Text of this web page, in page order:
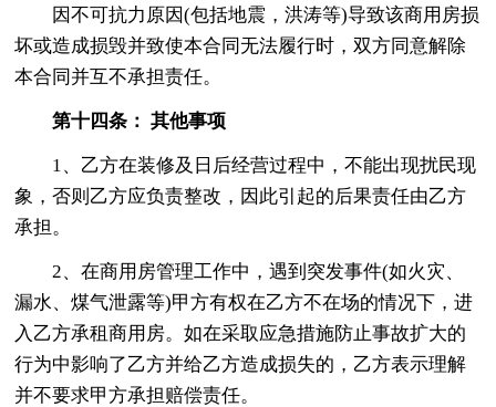
因不可抗力原因(包括地震，洪涛等)导致该商用房损
坏或造成损毁并致使本合同无法履行时，双方同意解除
本合同并互不承担责任。
第十四条： 其他事项
1、乙方在装修及日后经营过程中，不能出现扰民现
象，否则乙方应负责整改，因此引起的后果责任由乙方
承担。
2、在商用房管理工作中，遇到突发事件(如火灾、
漏水、煤气泄露等)甲方有权在乙方不在场的情况下，进
入乙方承租商用房。如在采取应急措施防止事故扩大的
行为中影响了乙方并给乙方造成损失的，乙方表示理解
并不要求甲方承担赔偿责任。